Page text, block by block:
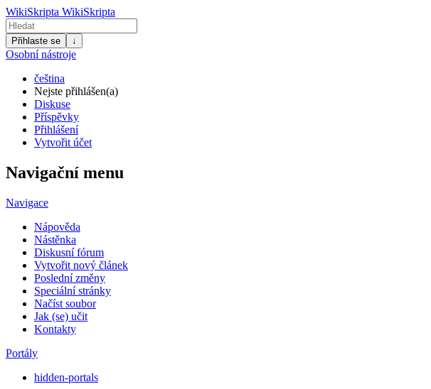
WikiSkripta WikiSkripta
Přihlaste se ↓
Osobní nástroje
čeština
Nejste přihlášen(a)
Diskuse
Příspěvky
Přihlášení
Vytvořit účet
Navigační menu
Navigace
Nápověda
Nástěnka
Diskusní fórum
Vytvořit nový článek
Poslední změny
Speciální stránky
Načíst soubor
Jak (se) učit
Kontakty
Portály
hidden-portals